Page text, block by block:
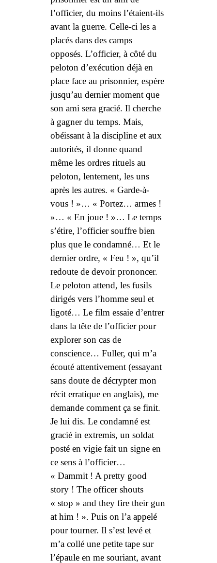
l’officier, du moins l’étaient-ils
avant la guerre. Celle-ci les a
placés dans des camps
opposés. L’officier, à côté du
peloton d’exécution déjà en
place face au prisonnier, espère
jusqu’au dernier moment que
son ami sera gracié. Il cherche
à gagner du temps. Mais,
obéissant à la discipline et aux
autorités, il donne quand
même les ordres rituels au
peloton, lentement, les uns
après les autres. « Garde-à-
vous ! »… « Portez… armes !
»… « En joue ! »… Le temps
s’étire, l’officier souffre bien
plus que le condamné… Et le
dernier ordre, « Feu ! », qu’il
redoute de devoir prononcer.
Le peloton attend, les fusils
dirigés vers l’homme seul et
ligoté… Le film essaie d’entrer
dans la tête de l’officier pour
explorer son cas de
conscience… Fuller, qui m’a
écouté attentivement (essayant
sans doute de décrypter mon
récit erratique en anglais), me
demande comment ça se finit.
Je lui dis. Le condamné est
gracié in extremis, un soldat
posté en vigie fait un signe en
ce sens à l’officier…
« Dammit ! A pretty good
story ! The officer shouts
« stop » and they fire their gun
at him ! ». Puis on l’a appelé
pour tourner. Il s’est levé et
m’a collé une petite tape sur
l’épaule en me souriant, avant